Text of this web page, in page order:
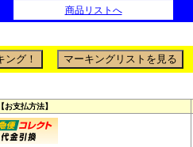
商品リストへ
【お支払方法】